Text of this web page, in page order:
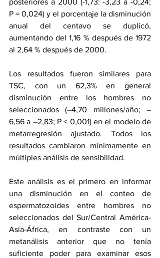
P = 0,024) y el porcentaje la disminución
anual del centavo se duplicó,
aumentando del 1,16 % después de 1972
al 2,64 % después de 2000.
Los resultados fueron similares para
TSC, con un 62,3% en general
disminución entre los hombres no
seleccionados (–4,70 millones/año; –
6,56 a –2,83; P < 0,001) en el modelo de
metarregresión ajustado. Todos los
resultados cambiaron mínimamente en
múltiples análisis de sensibilidad.
Este análisis es el primero en informar
una disminución en el conteo de
espermatozoides entre hombres no
seleccionados del Sur/Central América-
Asia-África, en contraste con un
metanálisis anterior que no tenía
suficiente poder para examinar esos